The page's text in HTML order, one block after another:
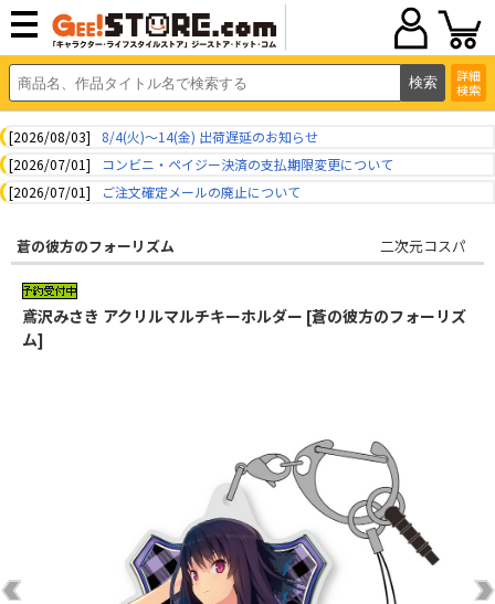
詳細
検索
[2026/08/03]
8/4(火)～14(金) 出荷遅延のお知らせ
[2026/07/01]
コンビニ・ペイジー決済の支払期限変更について
[2026/07/01]
ご注文確定メールの廃止について
蒼の彼方のフォーリズム 二次元コスパ
鳶沢みさき アクリルマルチキーホルダー [蒼の彼方のフォーリズ
ム]